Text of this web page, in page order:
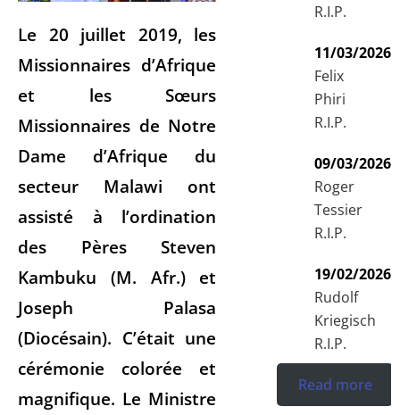
Le 20 juillet 2019, les
Missionnaires d’Afrique
et les Sœurs
Missionnaires de Notre
Dame d’Afrique du
secteur Malawi ont
assisté à l’ordination
des Pères Steven
Kambuku (M. Afr.) et
Joseph Palasa
(Diocésain). C’était une
cérémonie colorée et
magnifique. Le Ministre
R.I.P.
11/03/2026
Felix
Phiri
R.I.P.
09/03/2026
Roger
Tessier
R.I.P.
19/02/2026
Rudolf
Kriegisch
R.I.P.
Read more